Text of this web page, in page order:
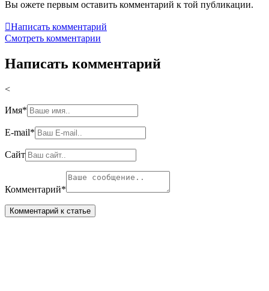
Вы ожете первым оставить комментарий к той публикации.
Написать комментарий
Смотреть комментарии
Написать комментарий
<
Имя*
E-mail*
Сайт
Комментарий*